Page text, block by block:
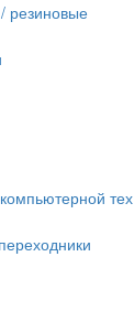
резиновые
тех